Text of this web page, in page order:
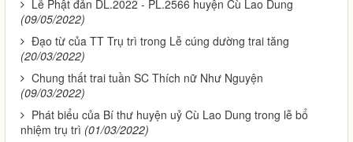
Lễ Phật đản DL.2022 - PL.2566 huyện Cù Lao Dung
(09/05/2022)
Đạo từ của TT Trụ trì trong Lễ cúng dường trai tăng
(20/03/2022)
Chung thất trai tuần SC Thích nữ Như Nguyện
(09/03/2022)
Phát biểu của Bí thư huyện uỷ Cù Lao Dung trong lễ bổ
nhiệm trụ trì (01/03/2022)